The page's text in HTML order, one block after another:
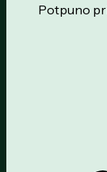
Potpuno